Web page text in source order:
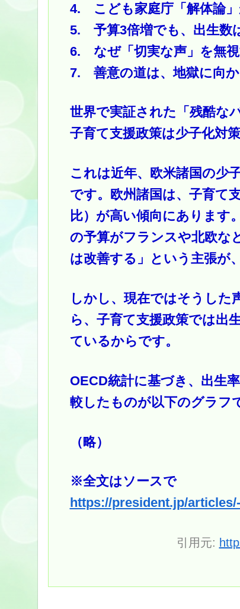
4. こども家庭庁「解体論
5. 予算3倍増でも、出生数
6. なぜ「切実な声」を無
7. 善意の道は、地獄に向か
世界で実証された「残酷な
子育て支援政策は少子化対
これは近年、欧米諸国の少
です。欧州諸国は、子育て
比）が高い傾向にあります
の予算がフランスや北欧な
は改善する」という主張が
しかし、現在ではそうした
ら、子育て支援政策では出
ているからです。
OECD統計に基づき、出生
較したものが以下のグラフ
（略）
※全文はソースで
https://president.jp/
引用元: